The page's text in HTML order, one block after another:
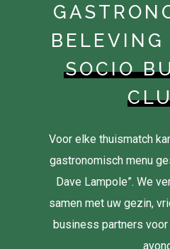
SOCIO
Voor elke thuismatch
gastronomisch menu
Dave Lampole”. We
samen met uw gezin,
business partners